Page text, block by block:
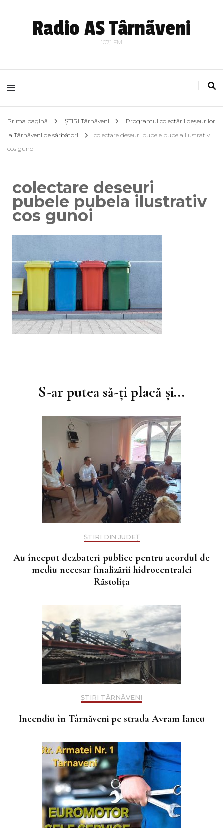
Radio AS Târnãveni
107,1 FM
Prima pagină ȘTIRI Târnăveni
Programul colectării deșeurilor
la Târnăveni de sărbători
colectare deseuri pubele pubela ilustrativ
cos gunoi
colectare deseuri
pubele pubela ilustrativ
cos gunoi
articoleS-ar putea să-ți placă și...
ȘTIRI DIN JUDEȚ
Au început dezbateri publice pentru acordul de
mediu necesar finalizării hidrocentralei
Răstolița
ȘTIRI TÂRNĂVENI
Incendiu în Târnăveni pe strada Avram Iancu